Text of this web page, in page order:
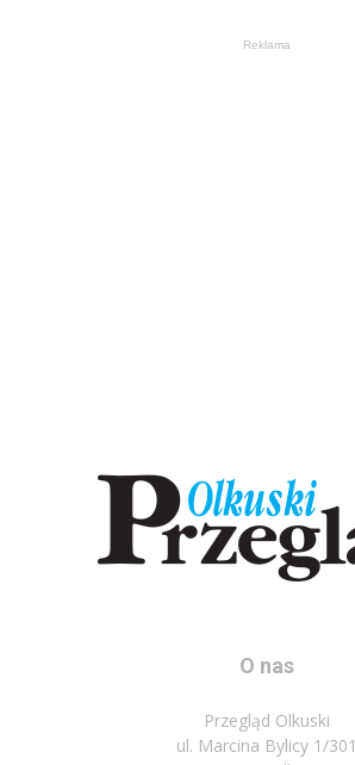
Reklama
O nas
Przegląd Olkuski
ul. Marcina Bylicy 1/301